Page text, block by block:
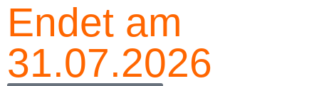
Endet am
31.07.2026